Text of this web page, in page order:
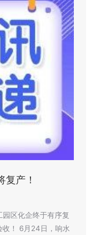
产！
区化企终于有序复
收！ 6月24日，响水